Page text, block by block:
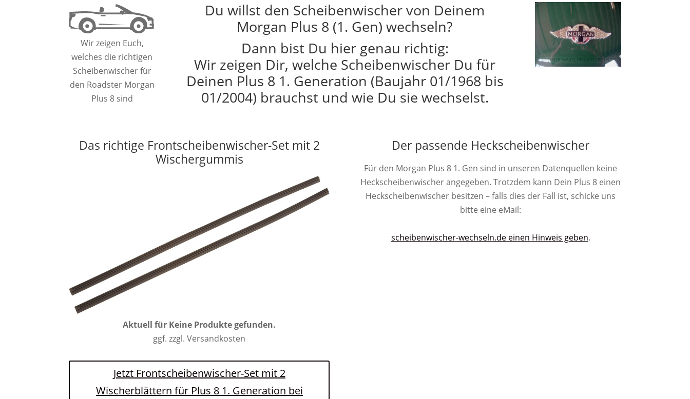
Wir zeigen Euch,
welches die richtigen
Scheibenwischer für
den Roadster Morgan
Plus 8 sind
Du willst den Scheibenwischer von Deinem
Morgan Plus 8 (1. Gen) wechseln?
Dann bist Du hier genau richtig:
Wir zeigen Dir, welche Scheibenwischer Du für
Deinen Plus 8 1. Generation (Baujahr 01/1968 bis
01/2004) brauchst und wie Du sie wechselst.
Das richtige Frontscheibenwischer-Set mit 2
Wischergummis
Aktuell für Keine Produkte gefunden.
ggf. zzgl. Versandkosten
Jetzt Frontscheibenwischer-Set mit 2
Wischerblättern für Plus 8 1. Generation bei
Der passende Heckscheibenwischer
Für den Morgan Plus 8 1. Gen sind in unseren Datenquellen keine
Heckscheibenwischer angegeben. Trotzdem kann Dein Plus 8 einen
Heckscheibenwischer besitzen – falls dies der Fall ist, schicke uns
bitte eine eMail:
scheibenwischer-wechseln.de einen Hinweis geben.